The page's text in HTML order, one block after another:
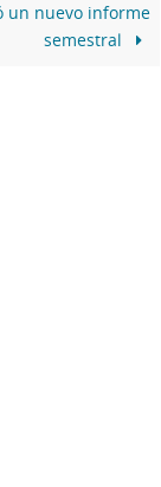
un nuevo informe
semestral